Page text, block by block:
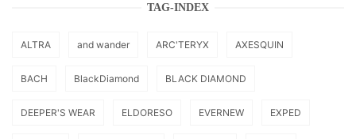
TAG-INDEX
ALTRA and wander ARC'TERYX AXESQUIN
BACH BlackDiamond BLACK DIAMOND
DEEPER'S WEAR ELDORESO EVERNEW EXPED